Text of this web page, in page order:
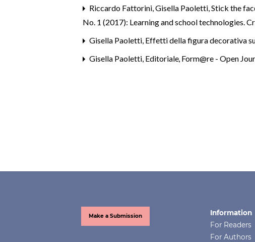
Riccardo Fattorini, Gisella Paoletti,Stick the
No. 1 (2017): Learning and school technologies.
Gisella Paoletti, Effetti della figura decorativa
Gisella Paoletti, Editoriale, Form@re - Open
Make a Submission
Information
For Readers
For Authors